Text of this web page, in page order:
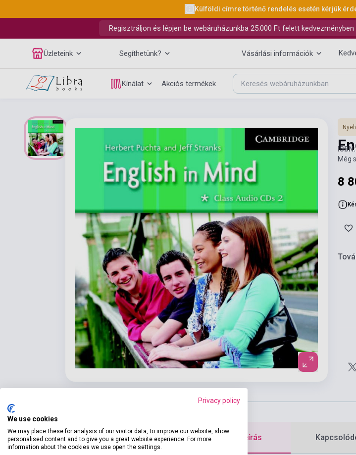
Külföldi címre történő rendelés esetén kérjük
Regisztráljon és lépjen be webáruházunkba 25.000 Ft felett
Üzleteink Segíthetünk? Vásárlási információk
Kínálat Akciós termékek
Még
8
Termékjellemzők Részletes leírás
Privacy policy
We use cookies
We may place these for analysis of our visitor data, to improve our website, show
personalised content and to give you a great website experience. For more
information about the cookies we use open the settings.